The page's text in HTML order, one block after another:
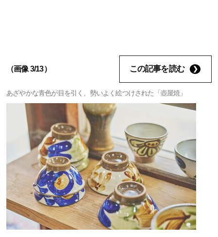
（画像 3/13） この記事を読む
あざやかな青色が目を引く、勢いよく絵つけされた「壺屋焼」